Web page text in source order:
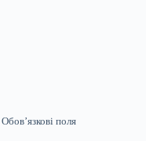
Обов’язкові поля